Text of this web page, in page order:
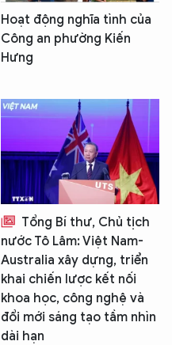
Hoạt động nghĩa tình của
Công an phường Kiến
Hưng
Tổng Bí thư, Chủ tịch
nước Tô Lâm: Việt Nam-
Australia xây dựng, triển
khai chiến lược kết nối
khoa học, công nghệ và
đổi mới sáng tạo tầm nhìn
dài hạn